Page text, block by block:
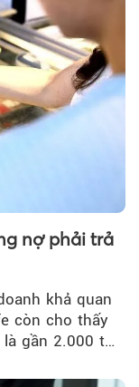
nợ phải trả
khả quan
còn cho thấy
gần 2.000 tỷ